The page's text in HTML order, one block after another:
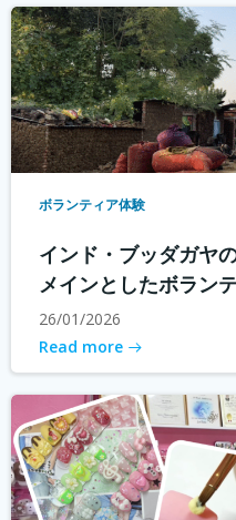
ボランティア体験
インド・ブッダガヤ
メインとしたボラン
26/01/2026
Read more